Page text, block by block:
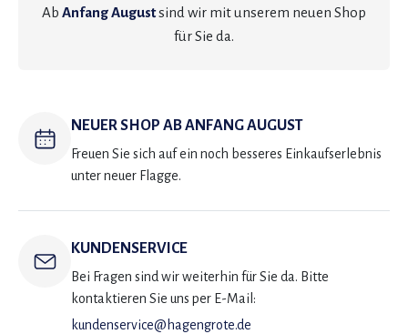
Ab Anfang Augustsind wir mit unserem neuen Shop
für Sie da.
NEUER SHOP AB ANFANG AUGUST
Freuen Sie sich auf ein noch besseres Einkaufserlebnis
unter neuer Flagge.
KUNDENSERVICE
Bei Fragen sind wir weiterhin für Sie da. Bitte
kontaktieren Sie uns per E-Mail:
kundenservice@hagengrote.de